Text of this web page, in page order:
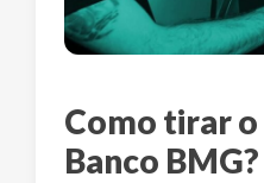
Como tirar
Banco BMG?